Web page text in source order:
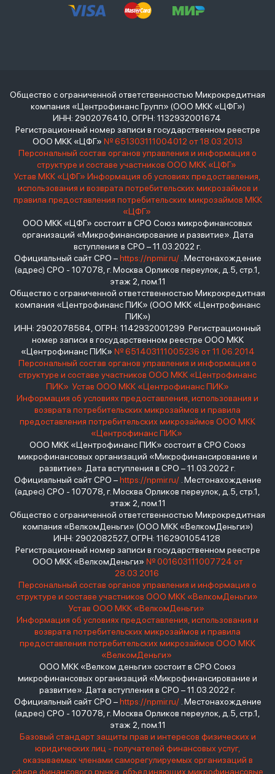
Общество с ограниченной ответственностью Микрокредитная
компания «Центрофинанс Групп» (ООО МКК «ЦФГ»)
ИНН: 2902076410, ОГРН: 1132932001674
Регистрационный номер записи в государственном реестре
ООО МКК «ЦФГ» № 651303111004012 от 18.03.2013
Персональный состав органов управления и информация о
структуре и составе участников ООО МКК «ЦФГ»
Устав МКК «ЦФГ» Информация об условиях предоставления,
использования и возврата потребительских микрозаймов и
правила предоставления потребительских микрозаймов МКК
«ЦФГ»
ООО МКК «ЦФГ» состоит в СРО Союз микрофинансовых
организаций «Микрофинансирование и развитие». Дата
вступления в СРО – 11.03.2022 г.
Официальный сайт СРО –https://npmir.ru/. Местонахождение
(адрес) СРО - 107078, г. Москва Орликов переулок, д.5, стр.1,
этаж 2, пом.11
Общество с ограниченной ответственностью Микрокредитная
компания «Центрофинанс ПИК» (ООО МКК «Центрофинанс
ПИК»)
ИНН: 2902078584, ОГРН: 1142932001299 Регистрационный
номер записи в государственном реестре ООО МКК
«Центрофинанс ПИК» № 651403111005236 от 11.06.2014
Персональный состав органов управления и информация о
структуре и составе участников ООО МКК «Центрофинанс
ПИК» Устав ООО МКК «Центрофинанс ПИК»
Информация об условиях предоставления, использования и
возврата потребительских микрозаймов и правила
предоставления потребительских микрозаймов ООО МКК
«Центрофинанс ПИК»
ООО МКК «Центрофинанс ПИК» состоит в СРО Союз
микрофинансовых организаций «Микрофинансирование и
развитие». Дата вступления в СРО – 11.03.2022 г.
Официальный сайт СРО –https://npmir.ru/. Местонахождение
(адрес) СРО - 107078, г. Москва Орликов переулок, д.5, стр.1,
этаж 2, пом.11
Общество с ограниченной ответственностью Микрокредитная
компания «ВелкомДеньги» (ООО МКК «ВелкомДеньги»)
ИНН: 2902082527, ОГРН: 1162901054128
Регистрационный номер записи в государственном реестре
ООО МКК «ВелкомДеньги» № 001603111007724 от
28.03.2016
Персональный состав органов управления и информация о
структуре и составе участников ООО МКК «ВелкомДеньги»
Устав ООО МКК «ВелкомДеньги»
Информация об условиях предоставления, использования и
возврата потребительских микрозаймов и правила
предоставления потребительских микрозаймов ООО МКК
«ВелкомДеньги»
ООО МКК «Велком деньги» состоит в СРО Союз
микрофинансовых организаций «Микрофинансирование и
развитие». Дата вступления в СРО – 11.03.2022 г.
Официальный сайт СРО –https://npmir.ru/. Местонахождение
(адрес) СРО - 107078, г. Москва Орликов переулок, д.5, стр.1,
этаж 2, пом.11
Базовый стандарт защиты прав и интересов физических и
юридических лиц - получателей финансовых услуг,
оказываемых членами саморегулируемых организаций в
сфере финансового рынка, объединяющих микрофинансовые